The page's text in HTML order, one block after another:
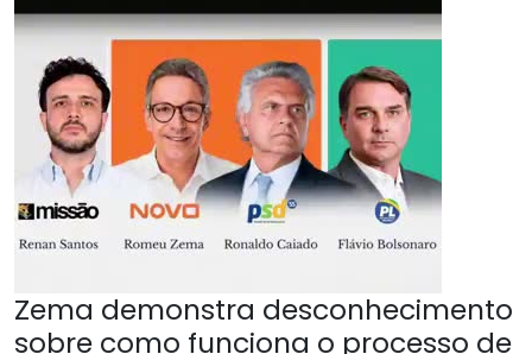
Zema demonstra desconhecimento
sobre como funciona o processo de